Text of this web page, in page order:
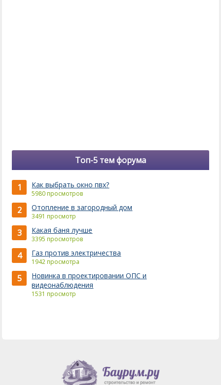
Топ-5 тем форума
1 Как выбрать окно пвх?
5980 просмотров
2 Отопление в загородный дом
3491 просмотр
3 Какая баня лучше
3395 просмотров
4 Газ против электричества
1942 просмотра
5
Новинка в проектировании ОПС и
видеонаблюдения
1531 просмотр